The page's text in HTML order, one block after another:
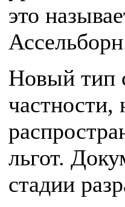
это
Новый тип
частности,
льгот.
стадии